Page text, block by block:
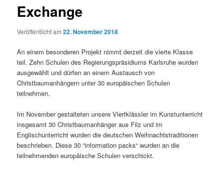
Exchange
Veröffentlicht am22. November 2018
An einem besonderen Projekt nimmt derzeit die vierte Klasse
teil. Zehn Schulen des Regierungspräsidiums Karlsruhe wurden
ausgewählt und dürfen an einem Austausch von
Christbaumanhängern unter 30 europäischen Schulen
teilnehmen.
Im November gestalteten unsere Viertklässler im Kunstunterricht
insgesamt 30 Christbaumanhänger aus Filz und im
Englischunterricht wurden die deutschen Weihnachtstraditionen
beschrieben. Diese 30 “information packs“ wurden an die
teilnehmenden europäische Schulen verschickt.